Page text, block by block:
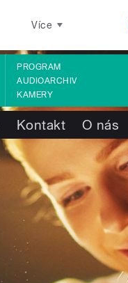
Více
PROGRAM
AUDIOARCHIV
KAMERY
Kontakt O nás